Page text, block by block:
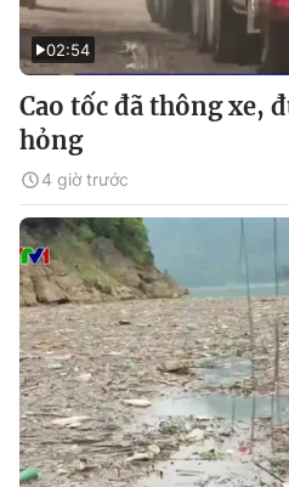
02:54
Cao tốc đã thông xe,
hỏng
4 giờ trước